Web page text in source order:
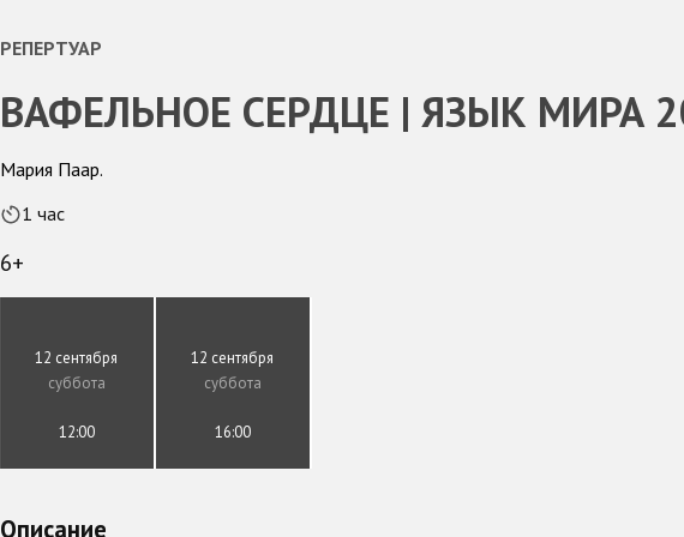
РЕПЕРТУАР
ВАФЕЛЬНОЕ СЕРДЦЕ | ЯЗЫК МИРА
Мария Паар.
1 час
6+
12 сентября
суббота
12:00
12 сентября
суббота
16:00
Описание